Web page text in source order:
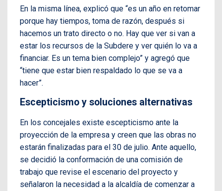
En la misma línea, explicó que “es un año en retomar
porque hay tiempos, toma de razón, después si
hacemos un trato directo o no. Hay que ver si van a
estar los recursos de la Subdere y ver quién lo va a
financiar. Es un tema bien complejo” y agregó que
“tiene que estar bien respaldado lo que se va a
hacer”.
Escepticismo y soluciones alternativas
En los concejales existe escepticismo ante la
proyección de la empresa y creen que las obras no
estarán finalizadas para el 30 de julio. Ante aquello,
se decidió la conformación de una comisión de
trabajo que revise el escenario del proyecto y
señalaron la necesidad a la alcaldía de comenzar a